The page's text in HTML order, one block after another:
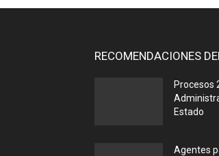
RECOMENDACIONES
Procesos
Estado
Agentes